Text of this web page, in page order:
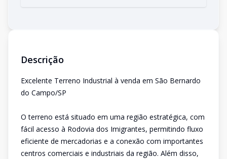
Descrição
Excelente Terreno Industrial à venda em São Bernardo
do Campo/SP
O terreno está situado em uma região estratégica, com
fácil acesso à Rodovia dos Imigrantes, permitindo fluxo
eficiente de mercadorias e a conexão com importantes
centros comerciais e industriais da região. Além disso,